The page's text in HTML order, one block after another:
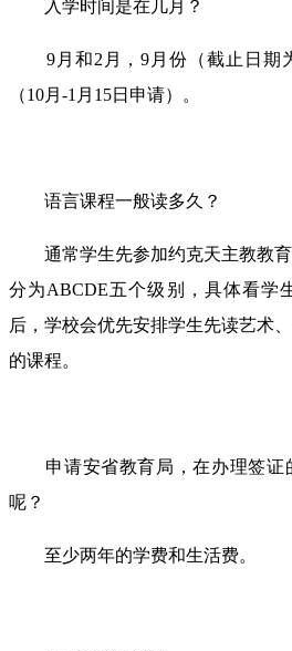
入学时间是在几月？
9月和2月，9月份（截止日期
（10月-1月15日申请）。
语言课程一般读多久？
通常学生先参加约克天主教教育
分为ABCDE五个级别，具体看学
后，学校会优先安排学生先读艺术
的课程。
申请安省教育局，在办理签证
呢？
至少两年的学费和生活费。